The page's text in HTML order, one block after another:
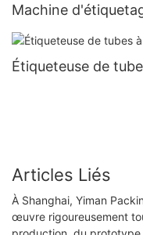
Machine
Étiqueteuse de
Articles Liés
À Shanghai, Yiman
œuvre rigoureusement